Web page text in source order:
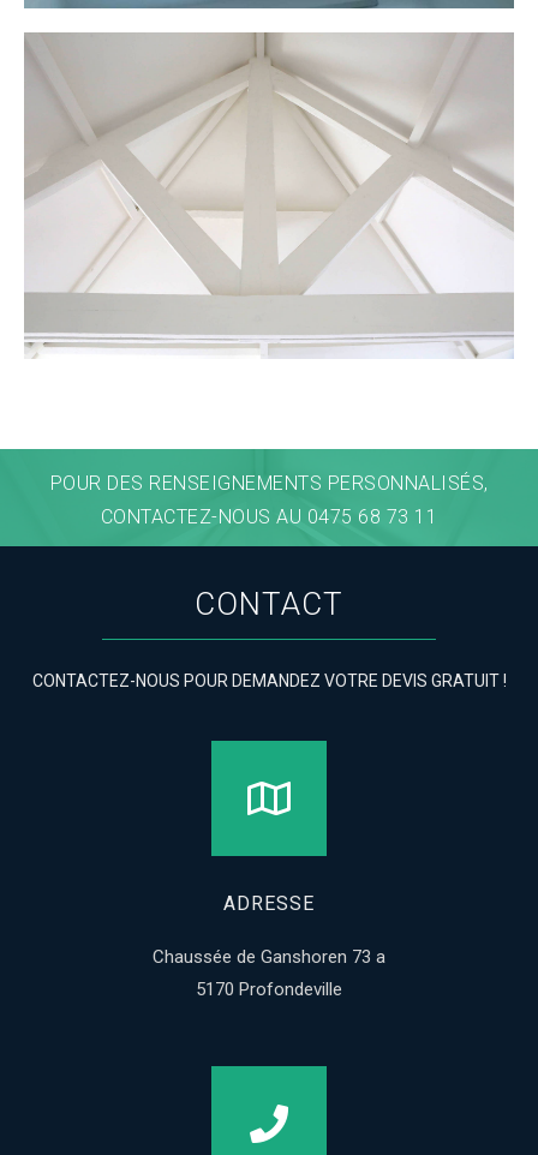
POUR DES RENSEIGNEMENTS PERSONNALISÉS,
CONTACTEZ-NOUS AU 0475 68 73 11
CONTACT
CONTACTEZ-NOUS POUR DEMANDEZ VOTRE DEVIS GRATUIT !
ADRESSE
Chaussée de Ganshoren 73 a
5170 Profondeville